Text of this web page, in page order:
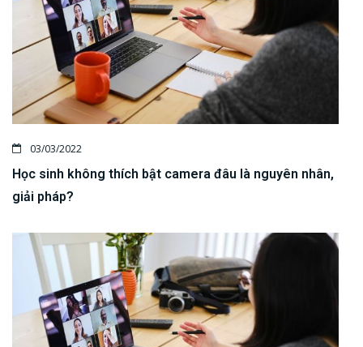
03/03/2022
Học sinh không thích bật camera đâu là nguyên nhân,
giải pháp?